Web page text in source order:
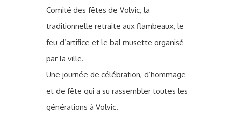
Comité des fêtes de Volvic, la
traditionnelle retraite aux flambeaux, le
feu d’artifice et le bal musette organisé
par la ville.
Une journée de célébration, d’hommage
et de fête qui a su rassembler toutes les
générations à Volvic.